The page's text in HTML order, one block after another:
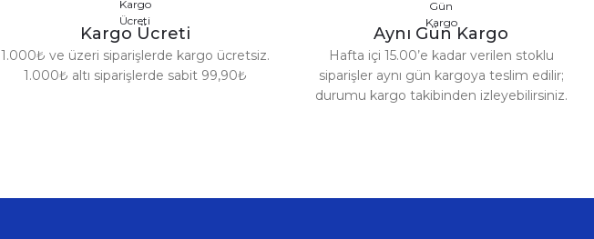
Kargo Ücreti
1.000₺ ve üzeri siparişlerde kargo ücretsiz.
1.000₺ altı siparişlerde sabit 99,90₺
Aynı Gün Kargo
Hafta içi 15.00’e kadar verilen stoklu
siparişler aynı gün kargoya teslim edilir;
durumu kargo takibinden izleyebilirsiniz.